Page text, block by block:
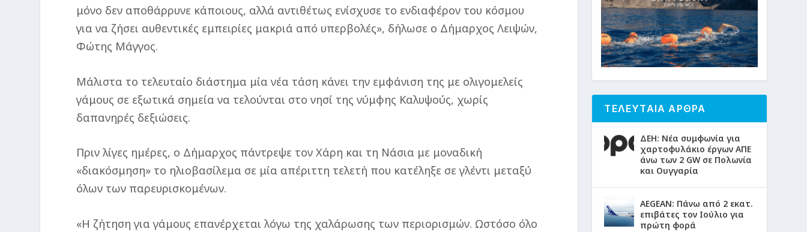
μόνο δεν αποθάρρυνε κάποιους, αλλά αντιθέτως ενίσχυσε το ενδιαφέρον του κόσμου
για να ζήσει αυθεντικές εμπειρίες μακριά από υπερβολές», δήλωσε ο Δήμαρχος Λειψών,
Φώτης Μάγγος.
Μάλιστα το τελευταίο διάστημα μία νέα τάση κάνει την εμφάνιση της με ολιγομελείς
γάμους σε εξωτικά σημεία να τελούνται στο νησί της νύμφης Καλυψούς, χωρίς
δαπανηρές δεξιώσεις.
Πριν λίγες ημέρες, ο Δήμαρχος πάντρεψε τον Χάρη και τη Νάσια με μοναδική
«διακόσμηση» το ηλιοβασίλεμα σε μία απέριττη τελετή που κατέληξε σε γλέντι μεταξύ
όλων των παρευρισκομένων.
«Η ζήτηση για γάμους επανέρχεται λόγω της χαλάρωσης των περιορισμών. Ωστόσο όλο
ΤΕΛΕΥΤΑΙΑ ΑΡΘΡΑ
ΔΕΗ: Νέα συμφωνία για
χαρτοφυλάκιο έργων ΑΠΕ
άνω των 2 GW σε Πολωνία
και Ουγγαρία
AEGEAN: Πάνω από 2 εκατ.
επιβάτες τον Ιούλιο για
πρώτη φορά